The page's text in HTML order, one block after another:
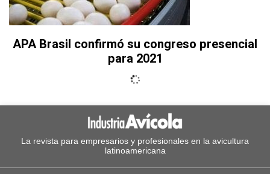
APA Brasil confirmó su congreso presencial
para 2021
La revista para empresarios y profesionales en la avicultura
latinoamericana